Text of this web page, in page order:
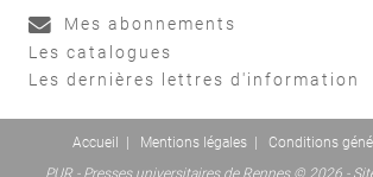
Mes abonnements
Les catalogues
Les dernières lettres d'information
Accueil Mentions légales
Conditions
PUR - Presses universitaires de Rennes © 2026 -